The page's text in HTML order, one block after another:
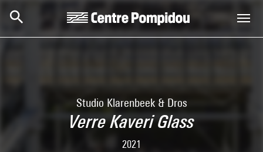
Studio Klarenbeek & Dros
Verre Kaveri Glass
2021